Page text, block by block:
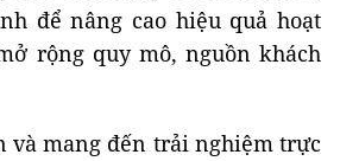
để nâng cao hiệu quả hoạt
rộng quy mô, nguồn khách
và mang đến trải nghiệm trực